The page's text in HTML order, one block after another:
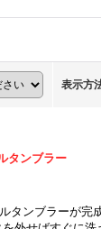
表示方
タンブラー
タンブラーが完